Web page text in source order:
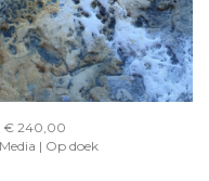
€ 240,00
| Op doek